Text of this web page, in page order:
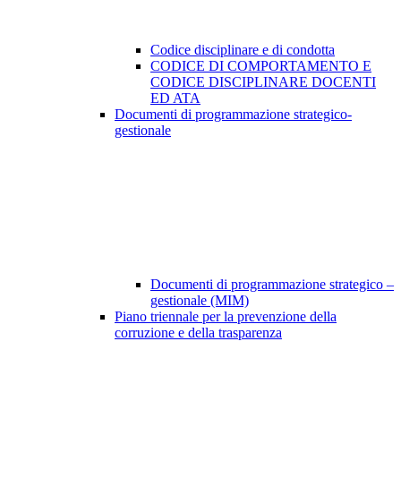
Codice disciplinare e di condotta
CODICE DI COMPORTAMENTO E
CODICE DISCIPLINARE DOCENTI
ED ATA
Documenti di programmazione strategico-
gestionale
Documenti di programmazione strategico –
gestionale (MIM)
Piano triennale per la prevenzione della
corruzione e della trasparenza